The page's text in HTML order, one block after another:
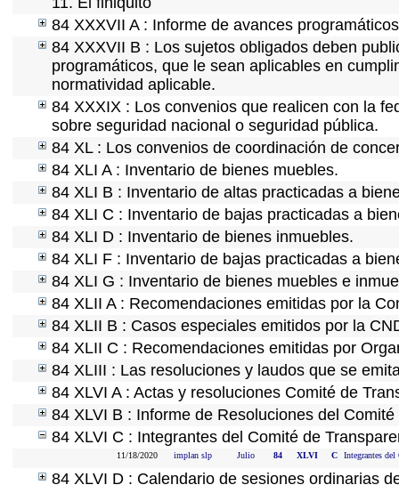
84 XXXVII A : Informe de avances
84 XXXVII B : Los sujetos obligados deben
programáticos, que le sean aplicables en
normatividad aplicable.
84 XXXIX : Los convenios que realicen con la
sobre seguridad nacional o seguridad pública.
84 XL : Los convenios de coordinación de
84 XLI A : Inventario de bienes muebles.
84 XLI B : Inventario de altas practicadas a
84 XLI C : Inventario de bajas practicadas a
84 XLI D : Inventario de bienes inmuebles.
84 XLI F : Inventario de bajas practicadas a
84 XLI G : Inventario de bienes muebles e
84 XLII A : Recomendaciones emitidas por la
84 XLII B : Casos especiales emitidos por la
84 XLII C : Recomendaciones emitidas por
84 XLIII : Las resoluciones y laudos que se
84 XLVI A : Actas y resoluciones Comité de
84 XLVI B : Informe de Resoluciones del
84 XLVI C : Integrantes del Comité de
11/18/2020 implan slp Julio 84 XLVI C Integrantes del
84 XLVI D : Calendario de sesiones ordinarias